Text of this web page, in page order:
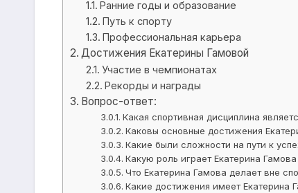
Ранние годы и образование
Путь к спорту
Профессиональная карьера
Достижения Екатерины Гамовой
Участие в чемпионатах
Рекорды и награды
Вопрос-ответ:
Какая спортивная дисциплина
Каковы основные достижения
Какие были сложности на пути к
Какую роль играет Екатерина
Что Екатерина Гамова делает вне
Какие достижения имеет Екатерина